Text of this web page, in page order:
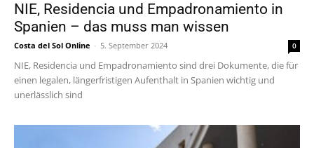
NIE, Residencia und Empadronamiento in
Spanien – das muss man wissen
Costa del Sol Online - 5. September 2024 0
NIE, Residencia und Empadronamiento sind drei Dokumente, die für
einen legalen, längerfristigen Aufenthalt in Spanien wichtig und
unerlässlich sind